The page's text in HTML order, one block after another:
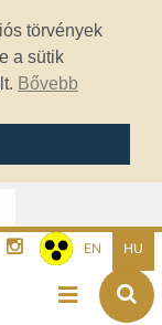
törvények
a sütik
Bővebb
EN HU